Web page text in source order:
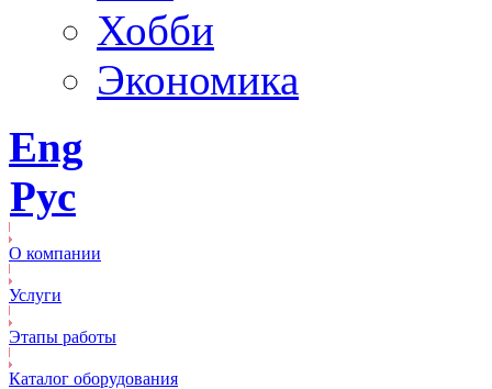
Хобби
Экономика
Eng
Рус
О компании
Услуги
Этапы работы
Каталог оборудования